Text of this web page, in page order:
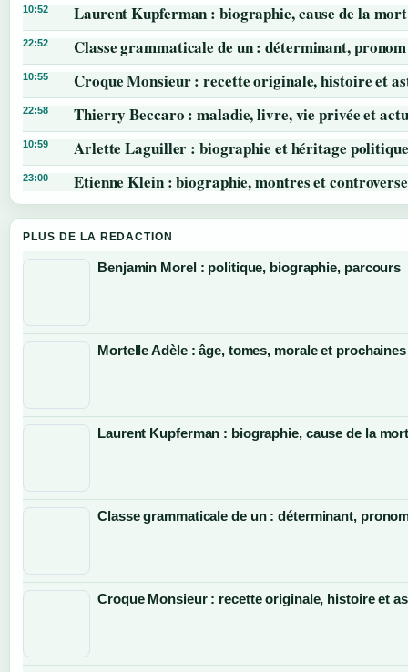
10:52 Laurent Kupferman : biographie, cause de la
22:52 Classe grammaticale de un : déterminant,
10:55 Croque Monsieur : recette originale, histoire et
22:58 Thierry Beccaro : maladie, livre, vie privée et
10:59 Arlette Laguiller : biographie et héritage politique
23:00 Etienne Klein : biographie, montres et
PLUS DE LA REDACTION
Benjamin Morel : politique, biographie, parcours
Mortelle Adèle : âge, tomes, morale et
Laurent Kupferman : biographie, cause de la
Classe grammaticale de un : déterminant,
Croque Monsieur : recette originale, histoire et